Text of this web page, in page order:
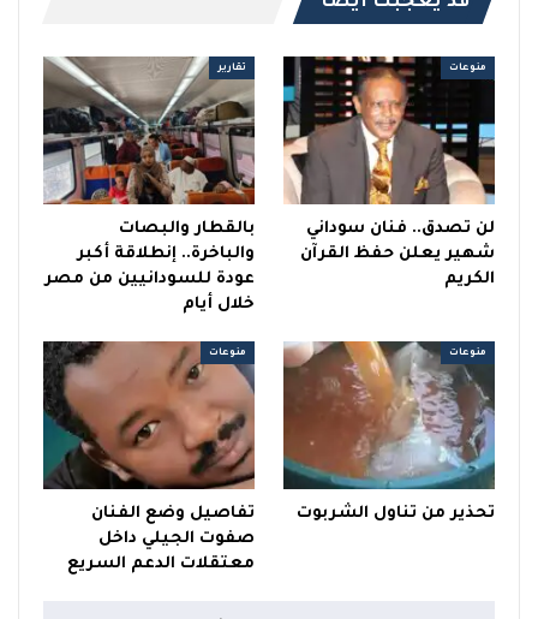
منوعات
لن تصدق.. فنان سوداني
شهير يعلن حفظ القرآن
الكريم
تقارير
بالقطار والبصات
والباخرة.. إنطلاقة أكبر
عودة للسودانيين من مصر
خلال أيام
منوعات
تحذير من تناول الشربوت
منوعات
تفاصيل وضع الفنان
صفوت الجيلي داخل
معتقلات الدعم السريع